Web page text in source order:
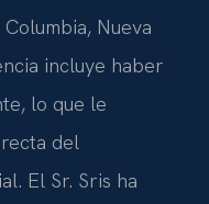
Nueva
incluye haber
lo que le
del
El Sr. Sris ha